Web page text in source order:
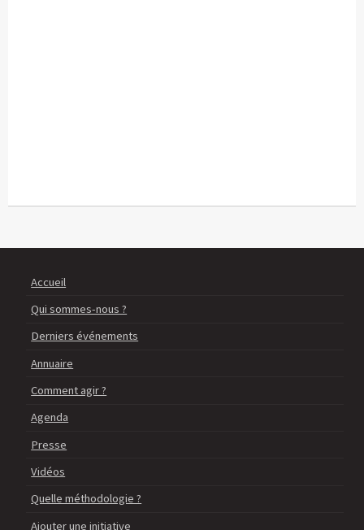
Accueil
Qui sommes-nous ?
Derniers événements
Annuaire
Comment agir ?
Agenda
Presse
Vidéos
Quelle méthodologie ?
Ajouter une initiative